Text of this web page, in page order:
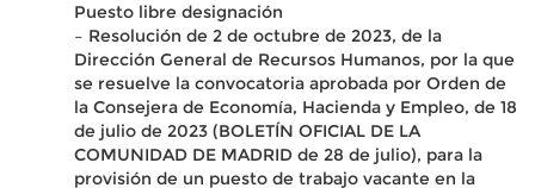
Puesto libre designación
– Resolución de 2 de octubre de 2023, de la
Dirección General de Recursos Humanos, por la que
se resuelve la convocatoria aprobada por Orden de
la Consejera de Economía, Hacienda y Empleo, de 18
de julio de 2023 (BOLETÍN OFICIAL DE LA
COMUNIDAD DE MADRID de 28 de julio), para la
provisión de un puesto de trabajo vacante en la